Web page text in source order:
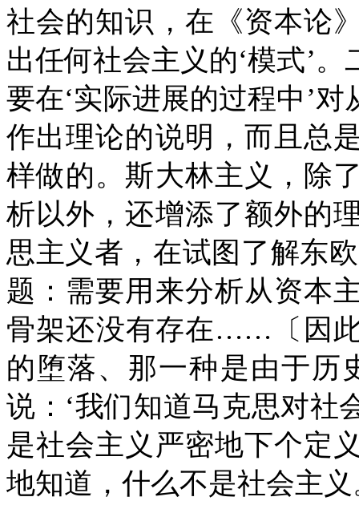
社会的知识，在《资本论
出任何社会主义的‘模式’
要在‘实际进展的过程中’
作出理论的说明，而且总
样做的。斯大林主义，除
析以外，还增添了额外的
思主义者，在试图了解东
题：需要用来分析从资本
骨架还没有存在……〔因
的堕落、那一种是由于历
说：‘我们知道马克思对社
是社会主义严密地下个定
地知道，什么不是社会主义